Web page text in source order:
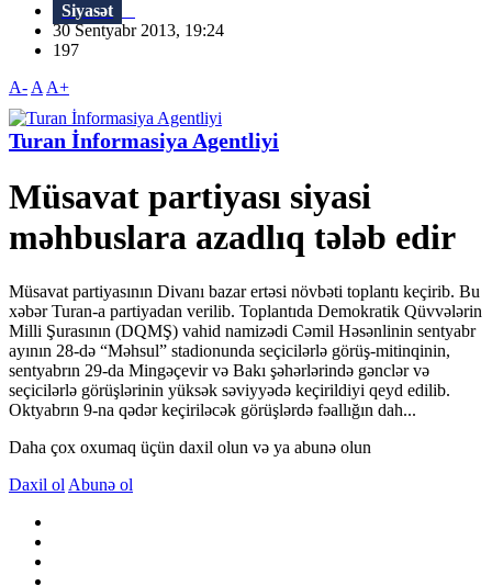
Siyasət
30 Sentyabr 2013, 19:24
197
A- A A+
Turan İnformasiya Agentliyi
Müsavat partiyası siyasi
məhbuslara azadlıq tələb edir
Müsavat partiyasının Divanı bazar ertəsi növbəti toplantı keçirib. Bu
xəbər Turan-a partiyadan verilib. Toplantıda Demokratik Qüvvələrin
Milli Şurasının (DQMŞ) vahid namizədi Cəmil Həsənlinin sentyabr
ayının 28-də “Məhsul” stadionunda seçicilərlə görüş-mitinqinin,
sentyabrın 29-da Mingəçevir və Bakı şəhərlərində gənclər və
seçicilərlə görüşlərinin yüksək səviyyədə keçirildiyi qeyd edilib.
Oktyabrın 9-na qədər keçiriləcək görüşlərdə fəallığın dah...
Daha çox oxumaq üçün daxil olun və ya abunə olun
Daxil ol Abunə ol